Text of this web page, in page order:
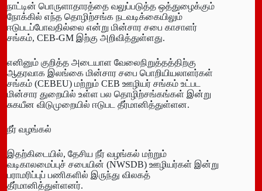
நாட்டின் பொருளாதாரத்தை வலுப்படுத்த ஒத்துழைக்கும்
நோக்கில் எந்த தொழிற்சங்க நடவடிக்கையிலும்
ஈடுபடப்போவதில்லை என்று மின்சார சபை காசாளர்
சங்கம், CEB-GM இற்கு அறிவித்துள்ளது.
எனினும் குறித்த அடையாள வேலைநிறுத்தத்திற்கு
ஆதரவாக இலங்கை மின்சார சபை பொறியியலாளர்கள்
சங்கம் (CEBEU) மற்றும் CEB ஊழியர் சங்கம் உட்பட
மின்சார துறையில் உள்ள பல தொழிற்சங்கங்கள் இன்று
சுகயீன விடுமுறையில் ஈடுபட தீர்மானித்துள்ளன.
நீர் வழங்கல்
இதற்கிடையில், தேசிய நீர் வழங்கல் மற்றும்
வடிகாலமைப்புச் சபையின் (NWSDB) ஊழியர்கள் இன்று
பராமரிப்புப் பணிகளில் இருந்து விலகத்
தீர்மானித்துள்ளனர்.